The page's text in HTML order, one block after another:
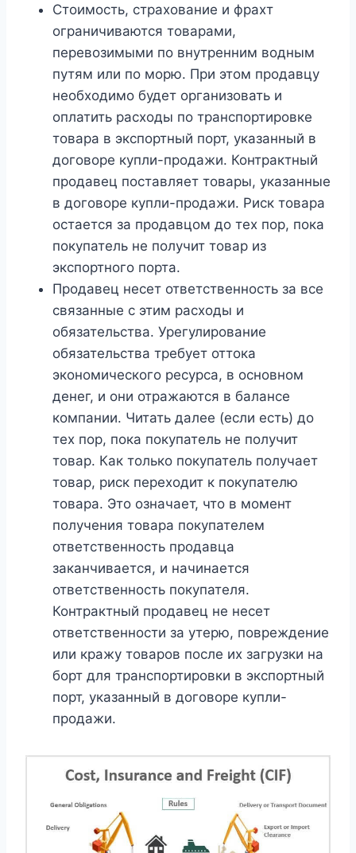
Стоимость, страхование и фрахт
ограничиваются товарами,
перевозимыми по внутренним водным
путям или по морю. При этом продавцу
необходимо будет организовать и
оплатить расходы по транспортировке
товара в экспортный порт, указанный в
договоре купли-продажи. Контрактный
продавец поставляет товары, указанные
в договоре купли-продажи. Риск товара
остается за продавцом до тех пор, пока
покупатель не получит товар из
экспортного порта.
Продавец несет ответственность за все
связанные с этим расходы и
обязательства. Урегулирование
обязательства требует оттока
экономического ресурса, в основном
денег, и они отражаются в балансе
компании. Читать далее (если есть) до
тех пор, пока покупатель не получит
товар. Как только покупатель получает
товар, риск переходит к покупателю
товара. Это означает, что в момент
получения товара покупателем
ответственность продавца
заканчивается, и начинается
ответственность покупателя.
Контрактный продавец не несет
ответственности за утерю, повреждение
или кражу товаров после их загрузки на
борт для транспортировки в экспортный
порт, указанный в договоре купли-
продажи.